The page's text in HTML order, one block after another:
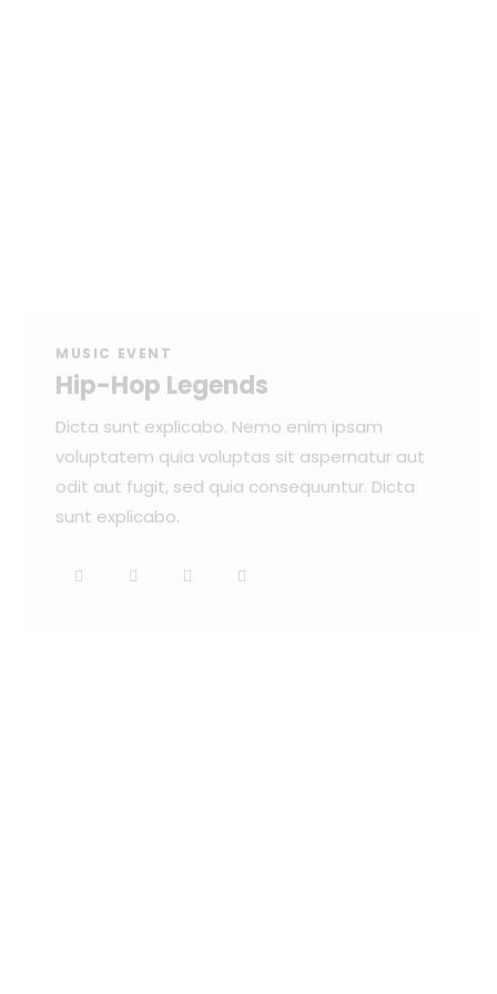
MUSIC EVENT
Hip-Hop Legends
Dicta sunt explicabo. Nemo enim ipsam
voluptatem quia voluptas sit aspernatur aut
odit aut fugit, sed quia consequuntur. Dicta
sunt explicabo.